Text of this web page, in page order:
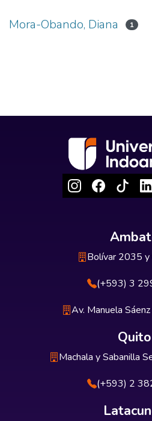
Mora-Obando, Diana 1
Bolívar 2035 y
(+593) 3
Av. Manuela
Quito
Machala y Sabanilla
(+593) 2